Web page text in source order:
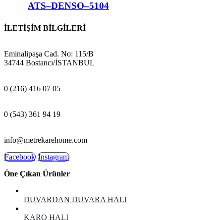
ATS–DENSO–5104
İLETİŞİM BİLGİLERİ
Eminalipaşa Cad. No: 115/B
34744 Bostancı/İSTANBUL
0 (216) 416 07 05
0 (543) 361 94 19
info@metrekarehome.com
Facebook Instagram
Öne Çıkan Ürünler
DUVARDAN DUVARA HALI
KARO HALI